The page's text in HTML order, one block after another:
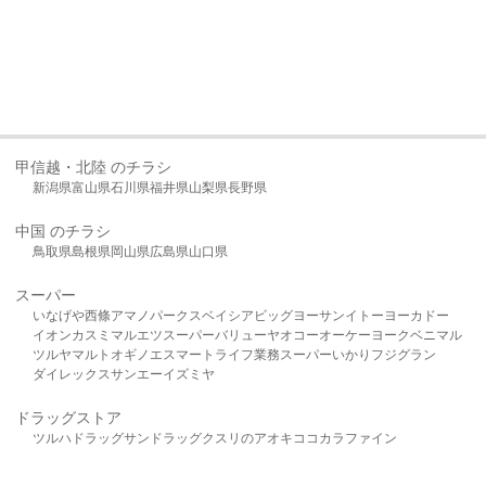
甲信越・北陸 のチラシ
新潟県富山県石川県福井県山梨県長野県
中国 のチラシ
鳥取県島根県岡山県広島県山口県
スーパー
いなげや西條アマノパークスベイシア ビッグヨーサンイトーヨーカドー
イオンカスミ マルエツスーパーバリューヤオコーオーケー ヨークベニマル
ツルヤマルト オギノ エスマート ライフ業務スーパーいかり フジグラン
ダイレックスサンエーイズミヤ
ドラッグストア
ツルハドラッグサンドラッグクスリのアオキ ココカラファイン